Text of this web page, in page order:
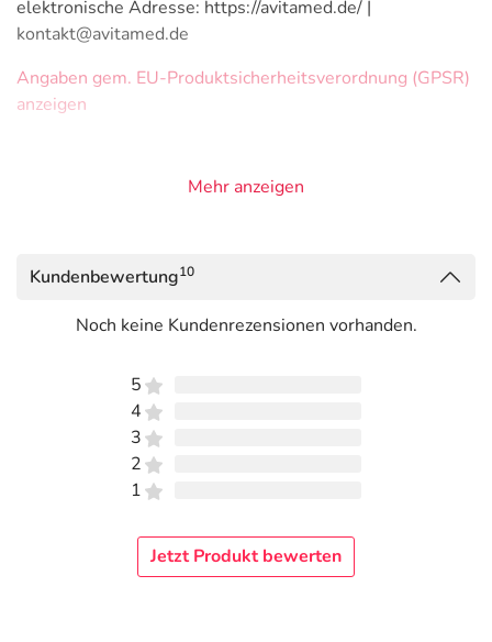
elektronische Adresse: https://avitamed.de/ |
kontakt@avitamed.de
Angaben gem. EU-Produktsicherheitsverordnung (GPSR)
anzeigen
Mehr anzeigen
Kundenbewertung10
Noch keine Kundenrezensionen vorhanden.
5
4
3
2
1
Jetzt Produkt bewerten